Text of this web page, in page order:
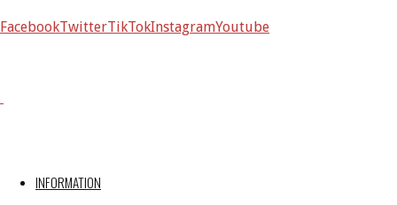
FacebookTwitterTikTokInstagramYoutube
INFORMATION